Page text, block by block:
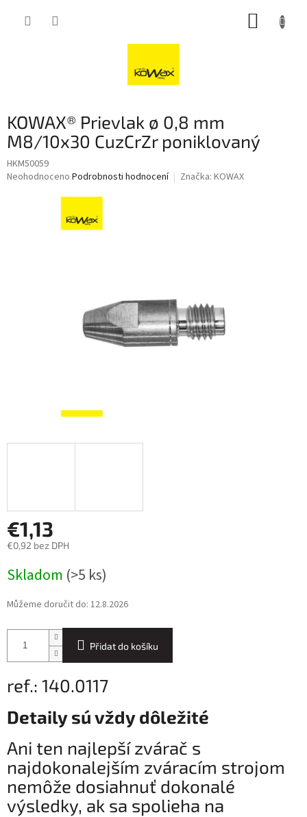
KOWAX® Prievlak ø 0,8 mm
M8/10x30 CuzCrZr poniklovaný
HKM50059
Průměrné
Neohodnoceno Podrobnosti hodnocení Značka: KOWAX
€1,13
€0,92 bez DPH
cena:
Skladom (>5 ks)
Můžeme doručit do: 12.8.2026
Přidat do košíku
ref.: 140.0117
Detaily sú vždy dôležité
Ani ten najlepší zvárač s
najdokonalejším zváracím strojom
nemôže dosiahnuť dokonalé
výsledky, ak sa spolieha na